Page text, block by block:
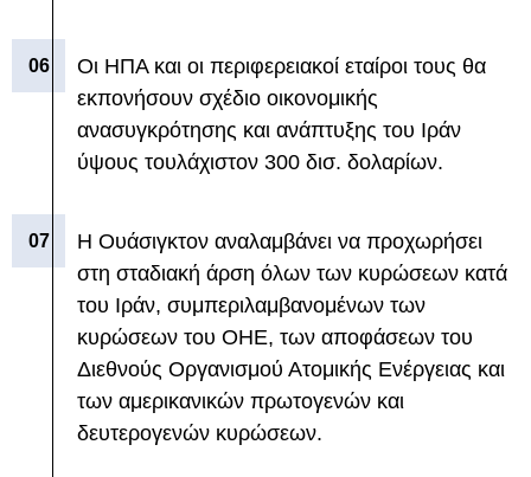
Οι ΗΠΑ και οι περιφερειακοί εταίροι τους θα
εκπονήσουν σχέδιο οικονομικής
ανασυγκρότησης και ανάπτυξης του Ιράν
ύψους τουλάχιστον 300 δισ. δολαρίων.
Η Ουάσιγκτον αναλαμβάνει να προχωρήσει
στη σταδιακή άρση όλων των κυρώσεων κατά
του Ιράν, συμπεριλαμβανομένων των
κυρώσεων του ΟΗΕ, των αποφάσεων του
Διεθνούς Οργανισμού Ατομικής Ενέργειας και
των αμερικανικών πρωτογενών και
δευτερογενών κυρώσεων.